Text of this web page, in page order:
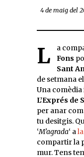
4 de maig del
La
Fons
Sant
de setmana
Una
L’Exprés de
per anar
tu desitgis.
‘M’agrada‘ a
compartir la
mur. Tens